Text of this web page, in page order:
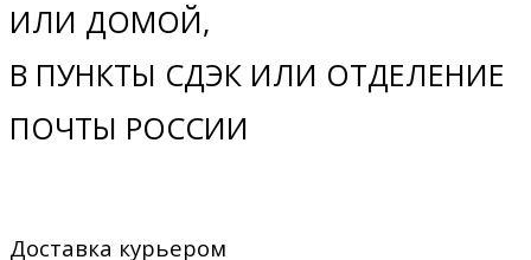
ИЛИ ДОМОЙ,
В ПУНКТЫ СДЭК ИЛИ ОТДЕЛЕНИЕ
ПОЧТЫ РОССИИ
Доставка курьером